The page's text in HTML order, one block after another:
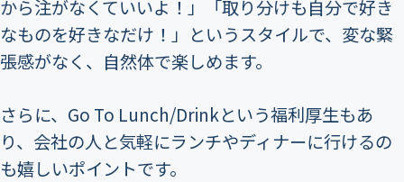
から注がなくていいよ！」「取り分けも自分で好き
なものを好きなだけ！」というスタイルで、変な緊
張感がなく、自然体で楽しめます。
さらに、Go To Lunch/Drinkという福利厚生もあ
り、会社の人と気軽にランチやディナーに行けるの
も嬉しいポイントです。